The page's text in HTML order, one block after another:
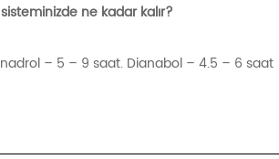
ne kadar kalır?
– 5 – 9 saat. Dianabol – 4.5 – 6 saat